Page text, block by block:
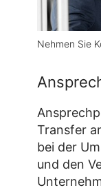
Nehmen Sie
Transfer
bei der
und den